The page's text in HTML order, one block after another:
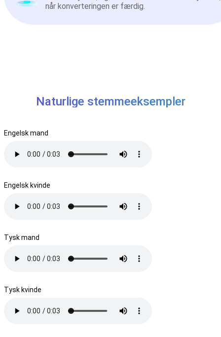
når konverteringen er færdig.
Naturlige stemmeeksempler
Engelsk mand
Engelsk kvinde
Tysk mand
Tysk kvinde